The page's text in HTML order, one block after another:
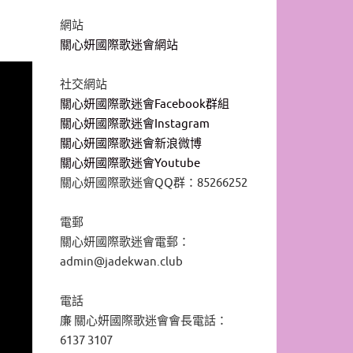
網站
關心妍國際歌迷會網站
社交網站
關心妍國際歌迷會Facebook群組
關心妍國際歌迷會Instagram
關心妍國際歌迷會新浪微博
關心妍國際歌迷會Youtube
關心妍國際歌迷會QQ群：85266252
電郵
關心妍國際歌迷會電郵：
admin@jadekwan.club
電話
廉 關心妍國際歌迷會會長電話：
6137 3107